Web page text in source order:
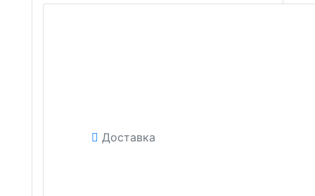
Доставка